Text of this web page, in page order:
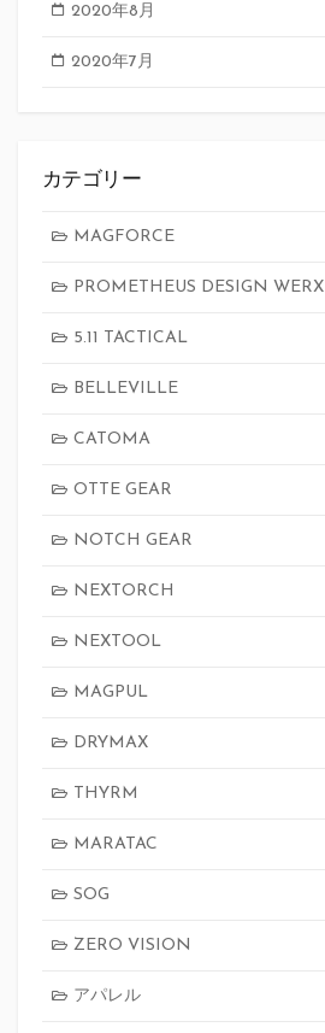
2020年8月
2020年7月
カテゴリー
MAGFORCE
PROMETHEUS DESIGN WERX
5.11 TACTICAL
BELLEVILLE
CATOMA
OTTE GEAR
NOTCH GEAR
NEXTORCH
NEXTOOL
MAGPUL
DRYMAX
THYRM
MARATAC
SOG
ZERO VISION
アパレル